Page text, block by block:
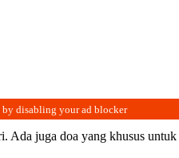
Ada juga doa yang khusus untuk